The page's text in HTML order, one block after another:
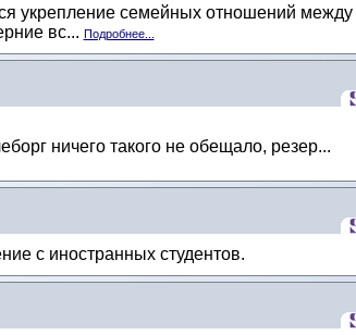
укрепление семейных отношений между
вс... Подробнее...
ничего такого не обещало, резер...
с иностранных студентов.